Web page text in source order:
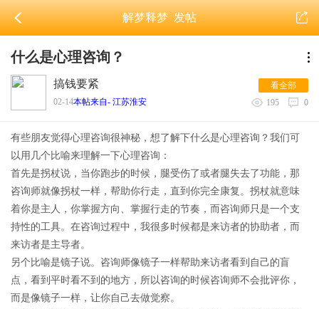
解梦释梦发帖
什么是心理咨询？
搞钱要紧
02-14本帖来自- 江苏淮安
看全部
195
0
有些朋友觉得心理咨询很神秘，想了解下什么是心理咨询？我们可
以用几个比喻来理解一下心理咨询：
首先是拐杖说，当你跑步的时候，腿受伤了或者腿失去了功能，那
咨询师就像拐杖一样，帮助你行走，直到你完全康复。拐杖就意味
着你是主人，你掌握方向、掌握行走的节奏，而咨询师只是一个支
持性的工具。在咨询过程中，我很多时候都是来访者的协助者，而
来访者是主导者。
另个比喻是镜子说。咨询师像镜子一样帮助来访者看到自己的盲
点，看到平时看不到的地方，所以咨询的时候咨询师不会批评你，
而是像镜子一样，让你自己去做觉察。